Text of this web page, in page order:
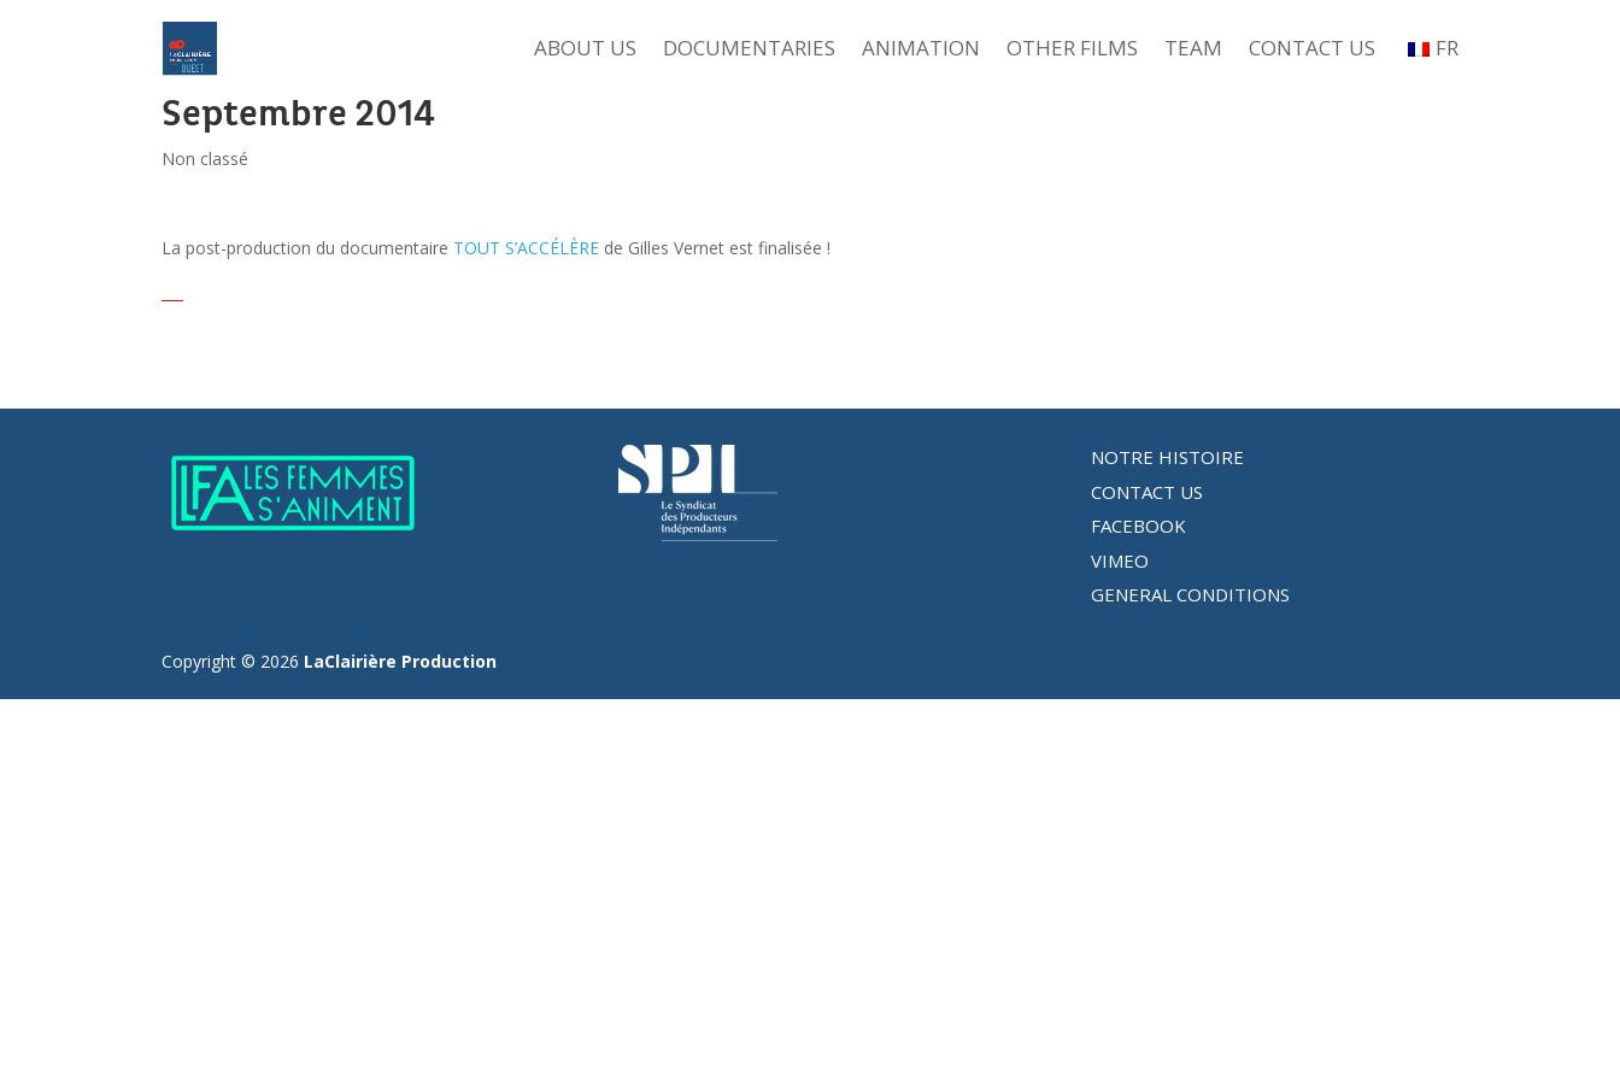
ABOUT US DOCUMENTARIES ANIMATION OTHER FILMS TEAM CONTACT US FR
Septembre 2014
Non classé
La post-production du documentaire TOUT S’ACCÉLÈRE de Gilles Vernet est finalisée !
NOTRE HISTOIRE
CONTACT US
FACEBOOK
VIMEO
GENERAL CONDITIONS
Copyright © 2026 LaClairière Production